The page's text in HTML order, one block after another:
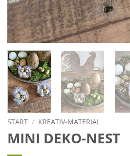
START / KREATIV-MATERIAL
MINI DEKO-NEST